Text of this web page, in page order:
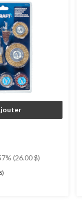
(26.00 $)